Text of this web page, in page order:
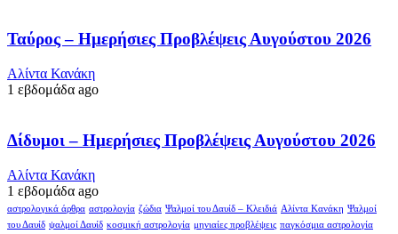
Ταύρος – Ημερήσιες Προβλέψεις Αυγούστου 2026
Αλίντα Κανάκη
1 εβδομάδα ago
Δίδυμοι – Ημερήσιες Προβλέψεις Αυγούστου 2026
Αλίντα Κανάκη
1 εβδομάδα ago
αστρολογικά άρθρα αστρολογία ζώδια Ψαλμοί του Δαυίδ – Κλειδιά Αλίντα Κανάκη Ψαλμοί
του Δαυίδ ψαλμοί Δαυίδ κοσμική αστρολογία μηνιαίες προβλέψεις παγκόσμια αστρολογία